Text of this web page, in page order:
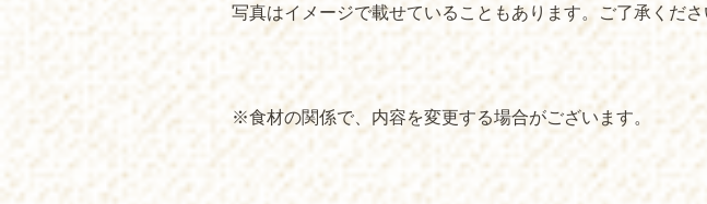
写真はイメージで載せていることもあります。ご了承くださ
※食材の関係で、内容を変更する場合がございます。